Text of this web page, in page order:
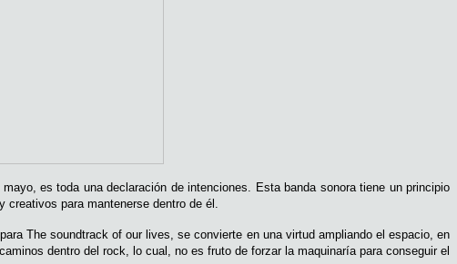
es toda una declaración de intenciones. Esta banda sonora tiene un principio
para mantenerse dentro de él.
The soundtrack of our lives, se convierte en una virtud ampliando el espacio, en
dentro del rock, lo cual, no es fruto de forzar la maquinaría para conseguir el